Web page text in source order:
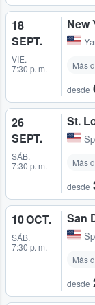
18
SEPT.
VIE.
7:30 p. m.
New
Más
desde
26
SEPT.
SÁB.
7:30 p. m.
St.
Más
desde
10 OCT.
SÁB.
7:30 p. m.
San
Más
desde